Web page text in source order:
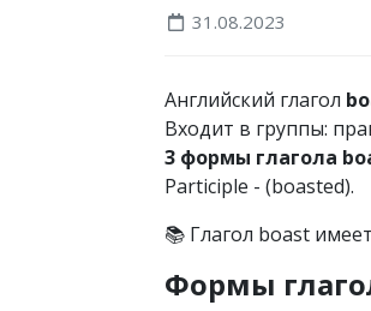
31.08.2023
Английский глагол
Входит в группы:
3 формы глагола
Participle - (boasted).
📚 Глагол boast
Формы